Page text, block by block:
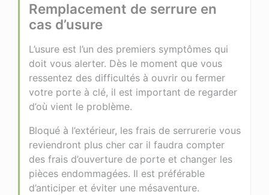
Remplacement de serrure en
cas d’usure
L’usure est l’un des premiers symptômes qui
doit vous alerter. Dès le moment que vous
ressentez des difficultés à ouvrir ou fermer
votre porte à clé, il est important de regarder
d’où vient le problème.
Bloqué à l’extérieur, les frais de serrurerie vous
reviendront plus cher car il faudra compter
des frais d’ouverture de porte et changer les
pièces endommagées. Il est préférable
d’anticiper et éviter une mésaventure.